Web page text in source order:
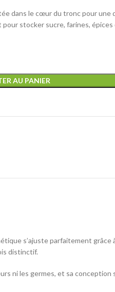
dans le cœur du tronc pour une
stocker sucre, farines,
AU PANIER
s’ajuste parfaitement grâce
distinctif.
ni les germes, et sa conception